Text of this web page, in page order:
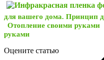
для вашего дома. Принцип
Отопление своими руками
руками
Оцените статью